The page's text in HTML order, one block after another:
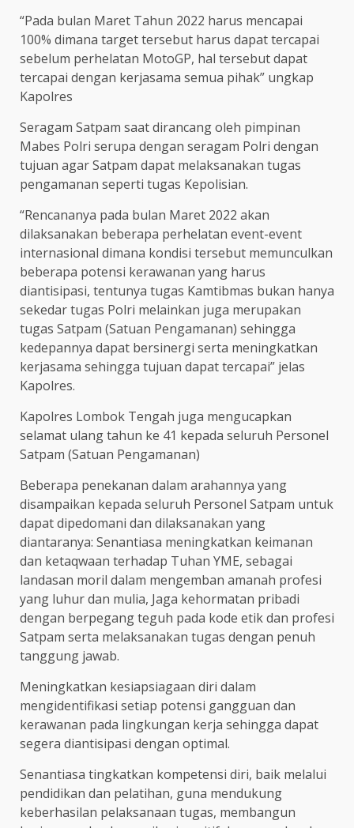
“Pada bulan Maret Tahun 2022 harus mencapai
100% dimana target tersebut harus dapat tercapai
sebelum perhelatan MotoGP, hal tersebut dapat
tercapai dengan kerjasama semua pihak” ungkap
Kapolres
Seragam Satpam saat dirancang oleh pimpinan
Mabes Polri serupa dengan seragam Polri dengan
tujuan agar Satpam dapat melaksanakan tugas
pengamanan seperti tugas Kepolisian.
“Rencananya pada bulan Maret 2022 akan
dilaksanakan beberapa perhelatan event-event
internasional dimana kondisi tersebut memunculkan
beberapa potensi kerawanan yang harus
diantisipasi, tentunya tugas Kamtibmas bukan hanya
sekedar tugas Polri melainkan juga merupakan
tugas Satpam (Satuan Pengamanan) sehingga
kedepannya dapat bersinergi serta meningkatkan
kerjasama sehingga tujuan dapat tercapai” jelas
Kapolres.
Kapolres Lombok Tengah juga mengucapkan
selamat ulang tahun ke 41 kepada seluruh Personel
Satpam (Satuan Pengamanan)
Beberapa penekanan dalam arahannya yang
disampaikan kepada seluruh Personel Satpam untuk
dapat dipedomani dan dilaksanakan yang
diantaranya: Senantiasa meningkatkan keimanan
dan ketaqwaan terhadap Tuhan YME, sebagai
landasan moril dalam mengemban amanah profesi
yang luhur dan mulia, Jaga kehormatan pribadi
dengan berpegang teguh pada kode etik dan profesi
Satpam serta melaksanakan tugas dengan penuh
tanggung jawab.
Meningkatkan kesiapsiagaan diri dalam
mengidentifikasi setiap potensi gangguan dan
kerawanan pada lingkungan kerja sehingga dapat
segera diantisipasi dengan optimal.
Senantiasa tingkatkan kompetensi diri, baik melalui
pendidikan dan pelatihan, guna mendukung
keberhasilan pelaksanaan tugas, membangun